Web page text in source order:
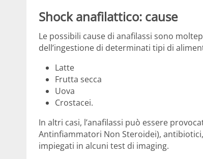
Shock anafilattico: cause
Le possibili cause di anafilassi sono
dell’ingestione di determinati tipi di
Latte
Frutta secca
Uova
Crostacei.
In altri casi, l’anafilassi può essere
Antinfiammatori Non Steroidei),
impiegati in alcuni test di imaging.